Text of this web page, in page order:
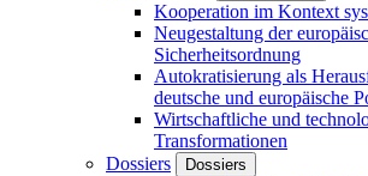
Kooperation im Kontext
Neugestaltung der
Sicherheitsordnung
Autokratisierung als
deutsche und europäische
Wirtschaftliche und
Transformationen
Dossiers
Dossiers